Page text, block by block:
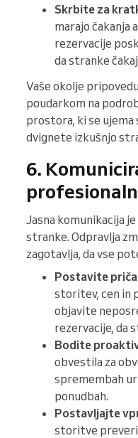
Skrbite za
marajo čakanja
rezervacije
da stranke
Vaše okolje
poudarkom na
prostora, ki se
dvignete izkušnjo
6.
Jasna komunikacija
stranke. Odpravlja
zagotavlja, da vse
Postavite
storitev, cen in
objavite
rezervacije, da
Bodite
obvestila za
spremembah
ponudbah.
Postavljajte
storitve